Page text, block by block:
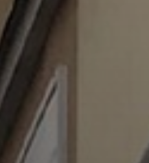
TELEPÜLÉSRENDEZÉS
STRATÉGIÁK
ÉS
KONCEPCIÓK
BEJELENTŐ